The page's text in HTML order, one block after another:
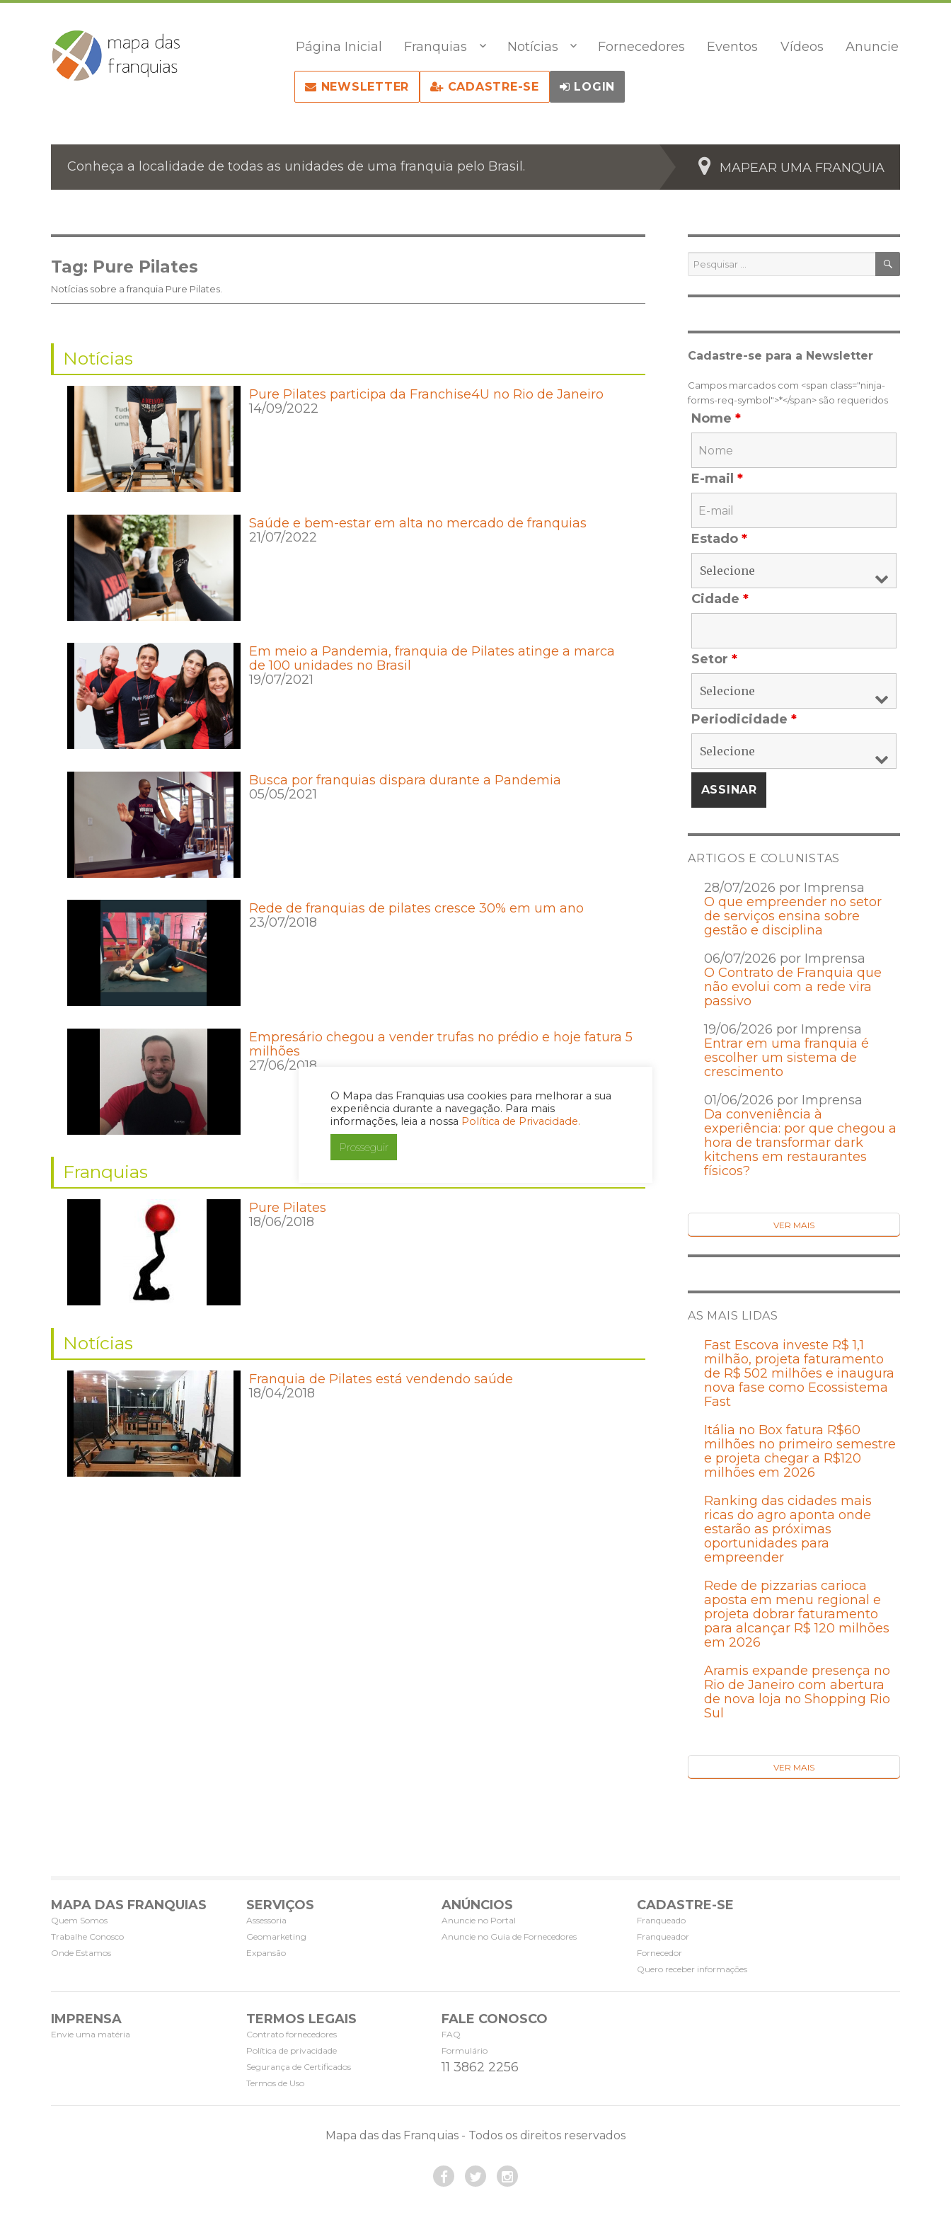
O Mapa das Franquias usa cookies para melhorar a sua
experiência durante a navegação. Para mais
informações, leia a nossa Política de Privacidade.
Prosseguir
Página Inicial Franquias Notícias Fornecedores Eventos Vídeos Anuncie
NEWSLETTER CADASTRE-SE LOGIN
Conheça a localidade de todas as unidades de uma franquia pelo Brasil. MAPEAR UMA FRANQUIA
Tag: Pure Pilates
Notícias sobre a franquia Pure Pilates.
Notícias
Pure Pilates participa da Franchise4U no Rio de Janeiro
14/09/2022
Saúde e bem-estar em alta no mercado de franquias
21/07/2022
Em meio a Pandemia, franquia de Pilates atinge a marca
de 100 unidades no Brasil
19/07/2021
Busca por franquias dispara durante a Pandemia
05/05/2021
Rede de franquias de pilates cresce 30% em um ano
23/07/2018
Empresário chegou a vender trufas no prédio e hoje fatura 5
milhões
27/06/2018
Franquias
Pure Pilates
18/06/2018
Notícias
Franquia de Pilates está vendendo saúde
18/04/2018
Pesquisar
por:
Cadastre-se para a Newsletter
Campos marcados com <span class="ninja-
forms-req-symbol">*</span> são requeridos
Nome *
E-mail *
Estado *
Cidade *
Setor *
Periodicidade *
ARTIGOS E COLUNISTAS
28/07/2026 por Imprensa
O que empreender no setor
de serviços ensina sobre
gestão e disciplina
06/07/2026 por Imprensa
O Contrato de Franquia que
não evolui com a rede vira
passivo
19/06/2026 por Imprensa
Entrar em uma franquia é
escolher um sistema de
crescimento
01/06/2026 por Imprensa
Da conveniência à
experiência: por que chegou a
hora de transformar dark
kitchens em restaurantes
físicos?
VER MAIS
AS MAIS LIDAS
Fast Escova investe R$ 1,1
milhão, projeta faturamento
de R$ 502 milhões e inaugura
nova fase como Ecossistema
Fast
Itália no Box fatura R$60
milhões no primeiro semestre
e projeta chegar a R$120
milhões em 2026
Ranking das cidades mais
ricas do agro aponta onde
estarão as próximas
oportunidades para
empreender
Rede de pizzarias carioca
aposta em menu regional e
projeta dobrar faturamento
para alcançar R$ 120 milhões
em 2026
Aramis expande presença no
Rio de Janeiro com abertura
de nova loja no Shopping Rio
Sul
VER MAIS
MAPA DAS FRANQUIAS
Quem Somos
Trabalhe Conosco
Onde Estamos
SERVIÇOS
Assessoria
Geomarketing
Expansão
ANÚNCIOS
Anuncie no Portal
Anuncie no Guia de Fornecedores
CADASTRE-SE
Franqueado
Franqueador
Fornecedor
Quero receber informações
IMPRENSA
Envie uma matéria
TERMOS LEGAIS
Contrato fornecedores
Política de privacidade
Segurança de Certificados
Termos de Uso
FALE CONOSCO
FAQ
Formulário
11 3862 2256
Mapa das das Franquias - Todos os direitos reservados